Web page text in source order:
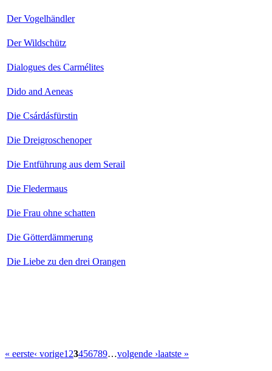
Der Vogelhändler
Der Wildschütz
Dialogues des Carmélites
Dido and Aeneas
Die Csárdásfürstin
Die Dreigroschenoper
Die Entführung aus dem Serail
Die Fledermaus
Die Frau ohne schatten
Die Götterdämmerung
Die Liebe zu den drei Orangen
« eerste‹ vorige1 23456789…volgende ›laatste »